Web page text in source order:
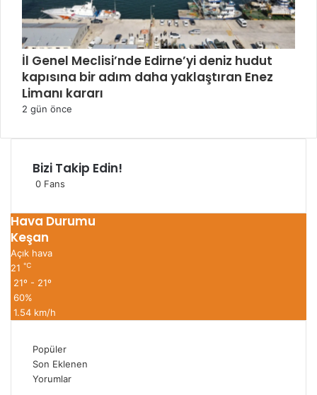
İl Genel Meclisi’nde Edirne’yi deniz hudut
kapısına bir adım daha yaklaştıran Enez
Limanı kararı
2 gün önce
Bizi Takip Edin!
0 Fans
Hava Durumu
Keşan
Açık hava
21 ℃
21º - 21º
60%
1.54 km/h
Popüler
Son Eklenen
Yorumlar